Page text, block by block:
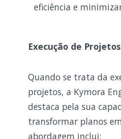
eficiência e
Execução de Projetos
Quando se trata da
projetos, a Kymora
destaca pela sua
transformar planos
abordagem inclui: